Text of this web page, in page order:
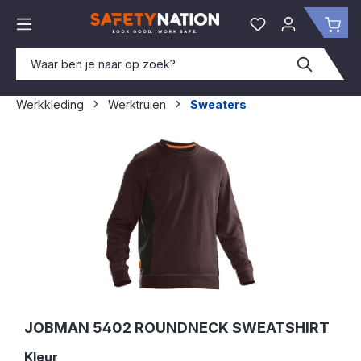
Je hebt 0 items
Werkkleding Werktruien
Sweaters
JOBMAN 5402 ROUNDNECK SWEATSHIRT
Selecteer
Kleur